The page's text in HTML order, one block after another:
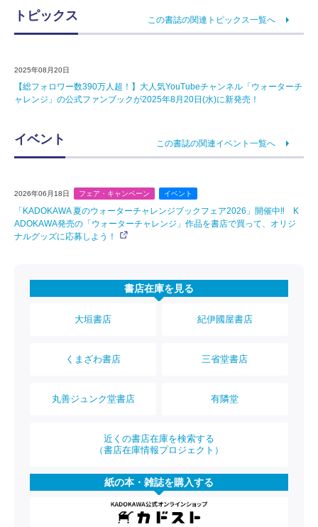
トピックス この書誌の関連トピックス一覧へ
2025年08月20日
【総フォロワー数390万人超！】大人気YouTubeチャンネル「ウォーターチ
ャレンジ」の公式ファンブックが2025年8月20日(水)に新発売！
イベント この書誌の関連イベント一覧へ
2026年06月18日 フェア・キャンペーン イベント
「KADOKAWA 夏のウォーターチャレンジブックフェア2026」開催中‼ K
ADOKAWA発売の「ウォーターチャレンジ」作品を書店で買って、オリジ
ナルグッズに応募しよう！
書店在庫を見る
大垣書店 紀伊國屋書店
くまざわ書店 三省堂書店
丸善ジュンク堂書店 有隣堂
近くの書店在庫を検索する
（書店在庫情報プロジェクト）
紙の本・雑誌を購入する